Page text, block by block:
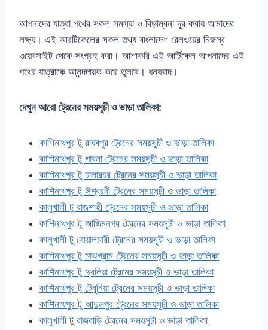
আপনাদের যাত্রা পথের সকল সমস্যা ও বিড়াম্বনা দূর করায় আমাদের
লক্ষ্য। এই আরটিকেলের সকল তথ্য বাংলাদেশ রেলওয়ের নিজস্ব
ওয়েবসাইট থেকে সংগ্রহ করা। আশাকরি এই আর্টিকেল আপনাদের এই
পথের যাত্রাকে আনন্দদায়ক করে তুলবে। ধন্যবাদ।
দেখুন আরো ট্রেনের সময়সূচী ও ভাড়া তালিকা:
কাশিনাথপুর টু রাঘবপুর ট্রেনের সময়সূচী ও ভাড়া তালিকা
কাশিনাথপুর টু পাবনা ট্রেনের সময়সূচী ও ভাড়া তালিকা
কাশিনাথপুর টু ঢালারচর ট্রেনের সময়সূচী ও ভাড়া তালিকা
কাশিনাথপুর টু ঈশ্বরদী ট্রেনের সময়সূচী ও ভাড়া তালিকা
কালুখালী টু রাজশাহী ট্রেনের সময়সূচী ও ভাড়া তালিকা
কাশিনাথপুর টু আজিমনগর ট্রেনের সময়সূচী ও ভাড়া তালিকা
কালুখালী টু বোয়ালমারী ট্রেনের সময়সূচী ও ভাড়া তালিকা
কাশিনাথপুর টু মাঝগ্রাম ট্রেনের সময়সূচী ও ভাড়া তালিকা
কাশিনাথপুর টু দুবলিয়া ট্রেনের সময়সূচী ও ভাড়া তালিকা
কাশিনাথপুর টু টেবুনিয়া ট্রেনের সময়সূচী ও ভাড়া তালিকা
কাশিনাথপুর টু আব্দুলপুর ট্রেনের সময়সূচী ও ভাড়া তালিকা
কালুখালী টু রাজবাড়ি ট্রেনের সময়সূচী ও ভাড়া তালিকা